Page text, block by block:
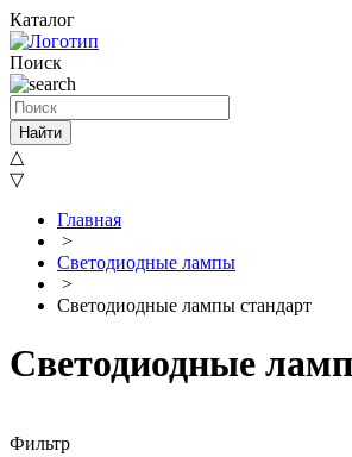
Каталог
Поиск
Найти
△
▽
Главная
>
Светодиодные лампы
>
Светодиодные лампы стандарт
Светодиодные
Фильтр